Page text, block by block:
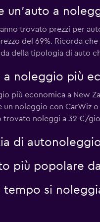
Guarda i prezzi
un'auto a
trovato prezzi per
del 69%. Ricorda
della tipologia di auto
noleggio più
più economica a New
un noleggio con CarWiz
trovato noleggi a 32 €/
di
più popolare
tempo si